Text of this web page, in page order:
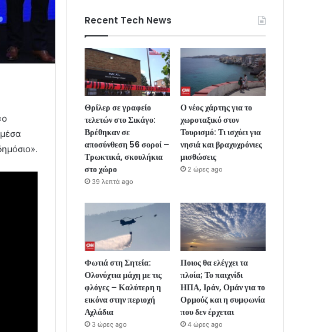
Recent Tech News
Θρίλερ σε γραφείο
τελετών στο Σικάγο:
Βρέθηκαν σε
αποσύνθεση 56 σοροί –
Τρωκτικά, σκουλήκια
στο χώρο
39 λεπτά ago
Ο νέος χάρτης για το
χωροταξικό στον
Τουρισμό: Τι ισχύει για
νησιά και βραχυχρόνιες
μισθώσεις
2 ώρες ago
Φωτιά στη Σητεία:
Ολονύχτια μάχη με τις
φλόγες – Καλύτερη η
εικόνα στην περιοχή
Αχλάδια
3 ώρες ago
Ποιος θα ελέγχει τα
πλοία; Το παιχνίδι
ΗΠΑ, Ιράν, Ομάν για το
Ορμούζ και η συμφωνία
που δεν έρχεται
4 ώρες ago